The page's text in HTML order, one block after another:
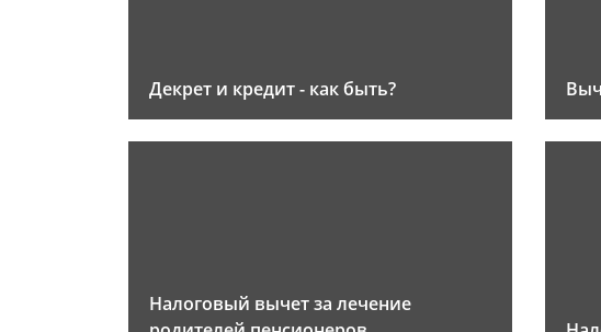
Декрет и кредит - как быть?
Налоговый вычет за лечение